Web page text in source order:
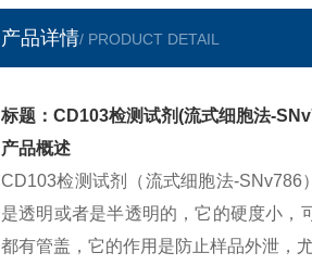
产品详情/ PRODUCT DETAIL
标题：CD103检测试剂(流式细胞法-
产品概述
CD103检测试剂（流式细胞法-SNv786
是透明或者是半透明的，它的硬度小，
都有管盖，它的作用是防止样品外泄，